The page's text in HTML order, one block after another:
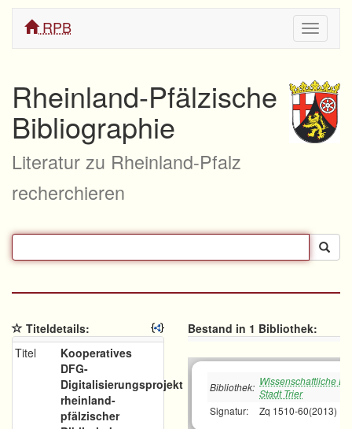
ein/
RPB
Rheinland-Pfälzische
Bibliographie
Literatur zu Rheinland-Pfalz
recherchieren
Titeldetails:
Titel
Kooperatives
DFG-
Digitalisierungsprojekt
rheinland-
pfälzischer
Bestand in 1 Bibliothek:
Bibliothek: Wissenschaftliche
Stadt Trier
Signatur:
Zq 1510-60(2013)